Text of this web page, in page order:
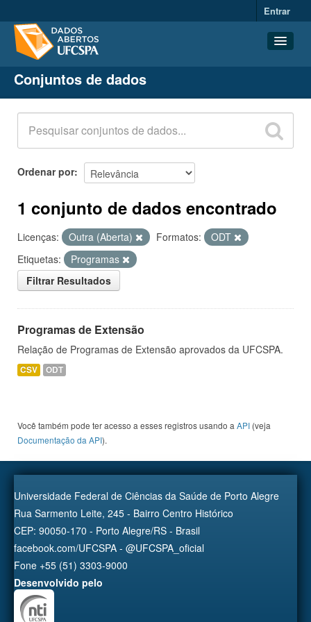
Entrar
Conjuntos de dados
Organizações
Grupos
Sobre
Conjuntos de dados
Ordenar por
1 conjunto de dados encontrado
Licenças: Outra (Aberta) Formatos:
ODT
Etiquetas:
Programas
Filtrar Resultados
Programas de Extensão
Relação de Programas de Extensão aprovados da UFCSPA.
CSV ODT
Você também pode ter acesso a esses registros usando a API (veja
Documentação da API).
Universidade Federal de Ciências da Saúde de Porto Alegre
Rua Sarmento Leite, 245 - Bairro Centro Histórico
CEP: 90050-170 - Porto Alegre/RS - Brasil
facebook.com/UFCSPA - @UFCSPA_oficial
Fone +55 (51) 3303-9000
Desenvolvido pelo